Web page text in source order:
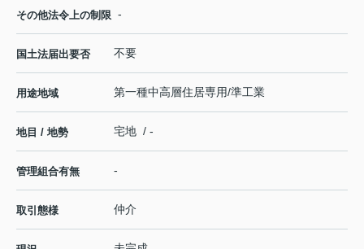
その他法令上の制限 -
国土法届出要否 不要
用途地域 第一種中高層住居専用/準工業
地目 / 地勢 宅地 / -
管理組合有無 -
取引態様 仲介